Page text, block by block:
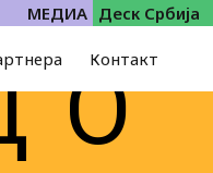
МЕДИА Деск Србија
Контакт
О